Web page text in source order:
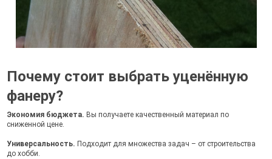
Почему стоит выбрать уценённую
фанеру?
Экономия бюджета. Вы получаете качественный материал по
сниженной цене.
Универсальность. Подходит для множества задач – от строительства
до хобби.